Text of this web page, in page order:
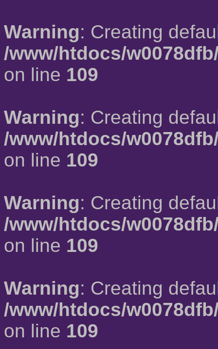
Warning: Creating
/www/htdocs/
on line 109
Warning: Creating
/www/htdocs/
on line 109
Warning: Creating
/www/htdocs/
on line 109
Warning: Creating
/www/htdocs/
on line 109